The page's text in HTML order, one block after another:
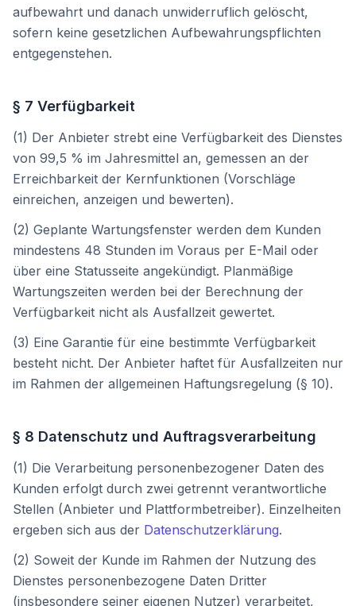
aufbewahrt und danach unwiderruflich gelöscht,
sofern keine gesetzlichen Aufbewahrungspflichten
entgegenstehen.
§ 7 Verfügbarkeit
(1) Der Anbieter strebt eine Verfügbarkeit des Dienstes
von 99,5 % im Jahresmittel an, gemessen an der
Erreichbarkeit der Kernfunktionen (Vorschläge
einreichen, anzeigen und bewerten).
(2) Geplante Wartungsfenster werden dem Kunden
mindestens 48 Stunden im Voraus per E-Mail oder
über eine Statusseite angekündigt. Planmäßige
Wartungszeiten werden bei der Berechnung der
Verfügbarkeit nicht als Ausfallzeit gewertet.
(3) Eine Garantie für eine bestimmte Verfügbarkeit
besteht nicht. Der Anbieter haftet für Ausfallzeiten nur
im Rahmen der allgemeinen Haftungsregelung (§ 10).
§ 8 Datenschutz und Auftragsverarbeitung
(1) Die Verarbeitung personenbezogener Daten des
Kunden erfolgt durch zwei getrennt verantwortliche
Stellen (Anbieter und Plattformbetreiber). Einzelheiten
ergeben sich aus der Datenschutzerklärung.
(2) Soweit der Kunde im Rahmen der Nutzung des
Dienstes personenbezogene Daten Dritter
(insbesondere seiner eigenen Nutzer) verarbeitet,